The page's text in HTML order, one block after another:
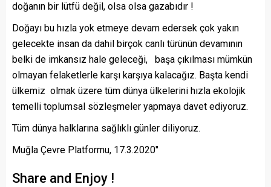
doğanın bir lütfü değil, olsa olsa gazabıdır !
Doğayı bu hızla yok etmeye devam edersek çok yakın
gelecekte insan da dahil birçok canlı türünün devamının
belki de imkansız hale geleceği, başa çıkılması mümkün
olmayan felaketlerle karşı karşıya kalacağız. Başta kendi
ülkemiz olmak üzere tüm dünya ülkelerini hızla ekolojik
temelli toplumsal sözleşmeler yapmaya davet ediyoruz.
Tüm dünya halklarına sağlıklı günler diliyoruz.
Muğla Çevre Platformu, 17.3.2020″
Share and Enjoy !